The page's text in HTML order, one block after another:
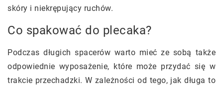
skóry i niekrępujący ruchów.
Co spakować do plecaka?
Podczas długich spacerów warto mieć ze sobą także
odpowiednie wyposażenie, które może przydać się w
trakcie przechadzki. W zależności od tego, jak długa to